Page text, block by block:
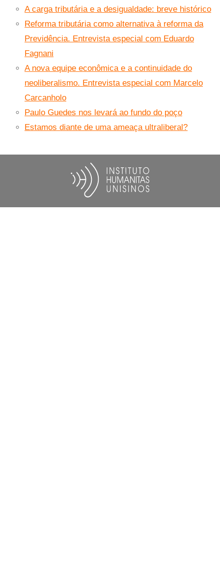
A carga tributária e a desigualdade: breve histórico
Reforma tributária como alternativa à reforma da
Previdência. Entrevista especial com Eduardo
Fagnani
A nova equipe econômica e a continuidade do
neoliberalismo. Entrevista especial com Marcelo
Carcanholo
Paulo Guedes nos levará ao fundo do poço
Estamos diante de uma ameaça ultraliberal?